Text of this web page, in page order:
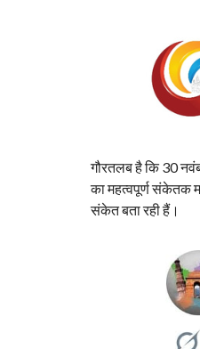
गौरतलब है कि 30
का महत्वपूर्ण संकेतक
संकेत बता रही हैं।